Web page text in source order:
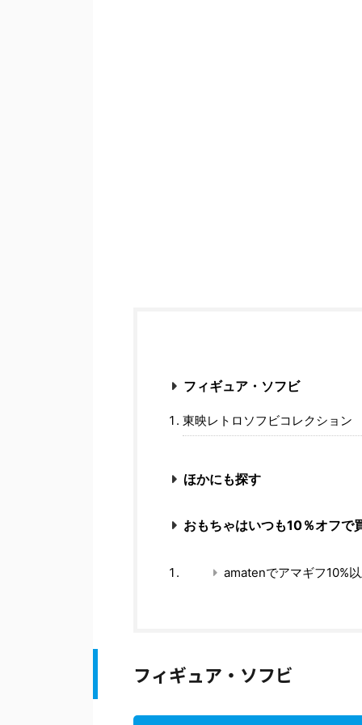
フィギュア・ソフビ
東映レトロソフビコレクション
ほかにも探す
おもちゃはいつも10％オフで
amatenでアマギフ10%
フィギュア・ソフビ